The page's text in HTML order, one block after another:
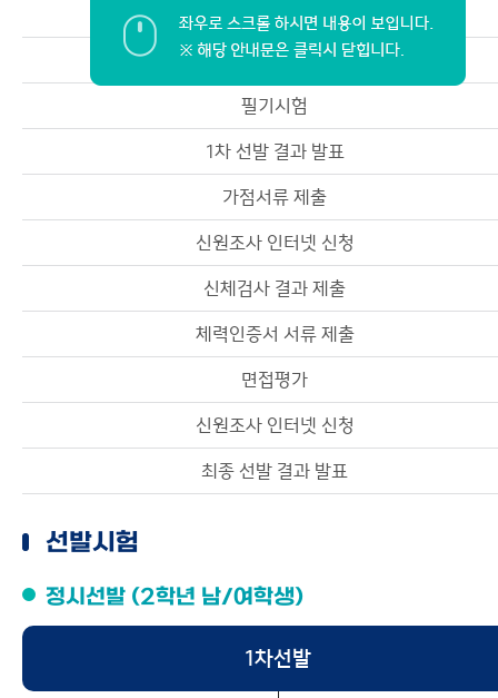
지원서접수
성적증명서 원본 제출
필기시험
1차 선발 결과 발표
가점서류 제출
신원조사 인터넷 신청
신체검사 결과 제출
체력인증서 서류 제출
면접평가
신원조사 인터넷 신청
최종 선발 결과 발표
선발시험
정시선발 (2학년 남/여학생)
1차선발